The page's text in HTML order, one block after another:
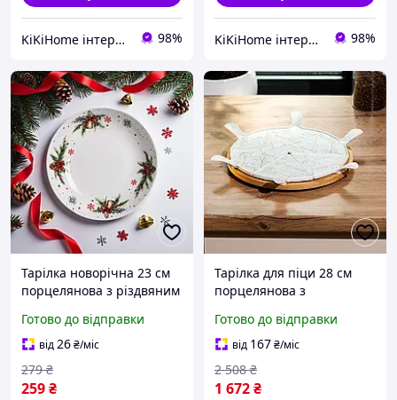
KiKiHome інтернет-магазин якісних товарів для дому 98% KiKiHome інтернет-магазин якісних товарів для дому 98%
Тарілка новорічна 23 см
порцелянова з різдвяним
для сервірування столу,
красива тарілка для
закусок
Готово до відправки
від26₴/міс
259₴
279 ₴
Тарілка для піци 28 см
порцелянова з
підставкою секційна MK-
5104
Готово до відправки
від 167₴/міс
1 672₴
2 508 ₴